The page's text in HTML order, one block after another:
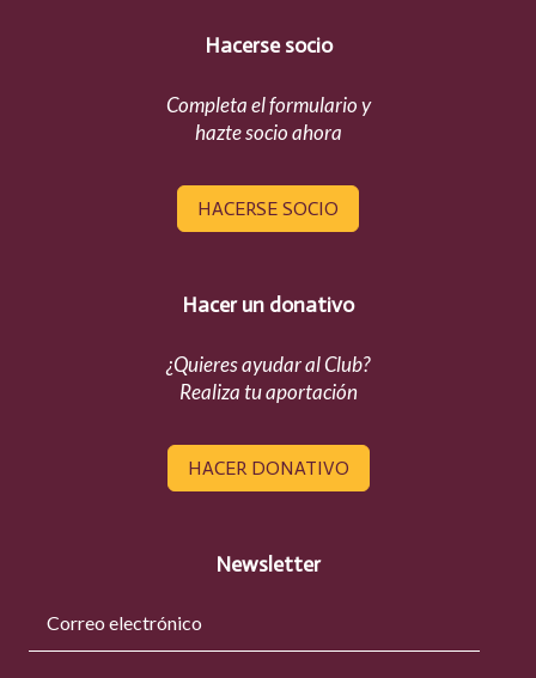
Hacerse socio
Completa el formulario y
hazte socio ahora
HACERSE SOCIO
Hacer un donativo
¿Quieres ayudar al Club?
Realiza tu aportación
HACER DONATIVO
Newsletter